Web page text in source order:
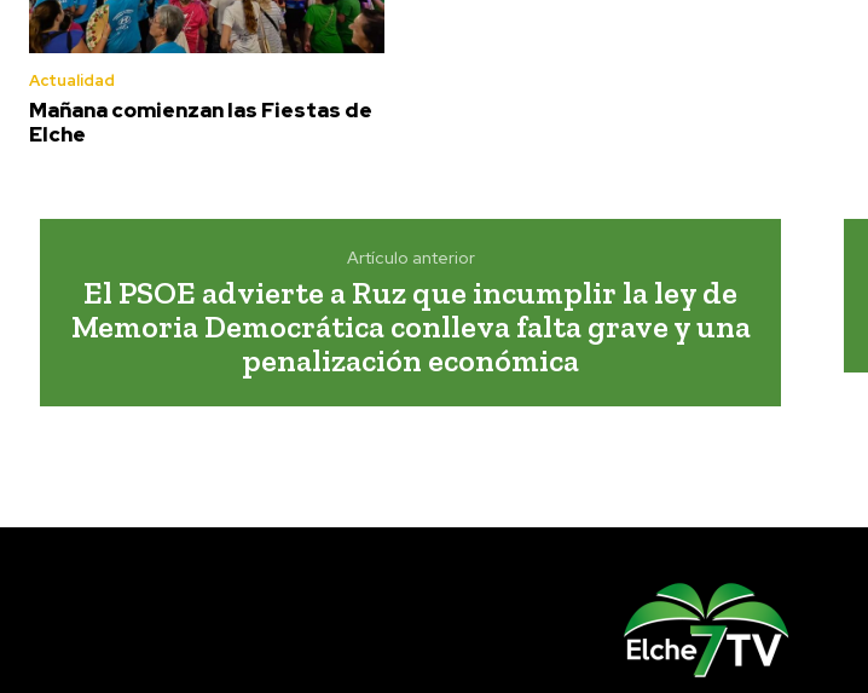
Actualidad
Mañana comienzan las Fiestas de
Elche
Artículo anterior
El PSOE advierte a Ruz que incumplir la ley de
Memoria Democrática conlleva falta grave y una
penalización económica